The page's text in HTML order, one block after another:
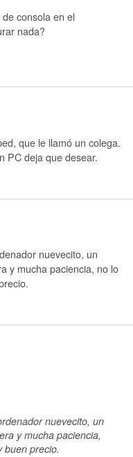
consola en el
nada?
que le llamó un colega.
PC deja que desear.
nuevecito, un
y mucha paciencia, no lo
nuevecito, un
y mucha paciencia,
buen precio.